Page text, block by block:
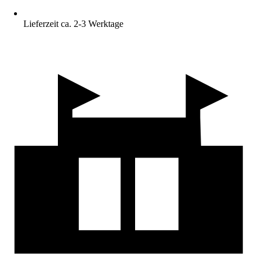
Lieferzeit ca. 2-3 Werktage